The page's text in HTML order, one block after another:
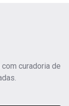
curadoria de